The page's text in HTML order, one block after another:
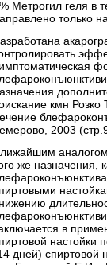
Метрогил геля в
только
кмн Розко
2003
аналогом
же назначения,
в
настойки
дней) спиртовой